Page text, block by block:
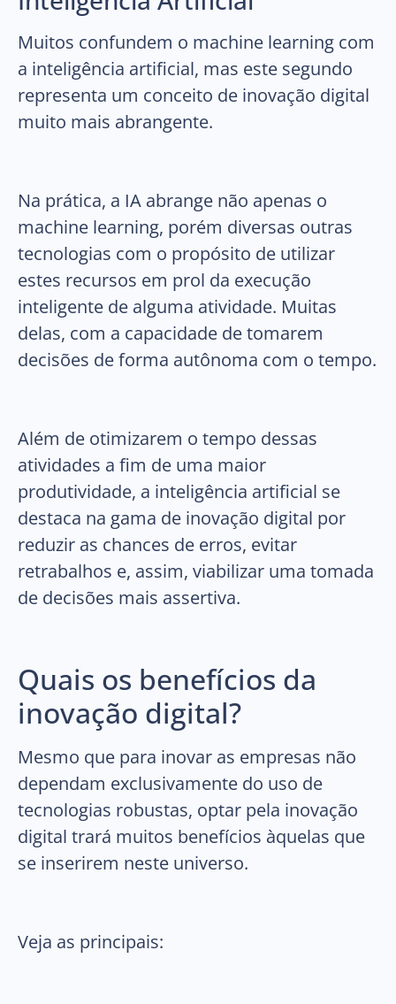
Muitos confundem o machine learning com
a inteligência artificial, mas este segundo
representa um conceito de inovação digital
muito mais abrangente.
Na prática, a IA abrange não apenas o
machine learning, porém diversas outras
tecnologias com o propósito de utilizar
estes recursos em prol da execução
inteligente de alguma atividade. Muitas
delas, com a capacidade de tomarem
decisões de forma autônoma com o tempo.
Além de otimizarem o tempo dessas
atividades a fim de uma maior
produtividade, a inteligência artificial se
destaca na gama de inovação digital por
reduzir as chances de erros, evitar
retrabalhos e, assim, viabilizar uma tomada
de decisões mais assertiva.
Quais os benefícios da
inovação digital?
Mesmo que para inovar as empresas não
dependam exclusivamente do uso de
tecnologias robustas, optar pela inovação
digital trará muitos benefícios àquelas que
se inserirem neste universo.
Veja as principais: